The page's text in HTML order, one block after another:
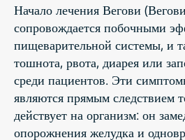
Начало лечения Вегови
сопровождается побочными
пищеварительной системы, и
тошнота, рвота, диарея или
среди пациентов. Эти
являются прямым следствием
действует на организм: он
опорожнения желудка и